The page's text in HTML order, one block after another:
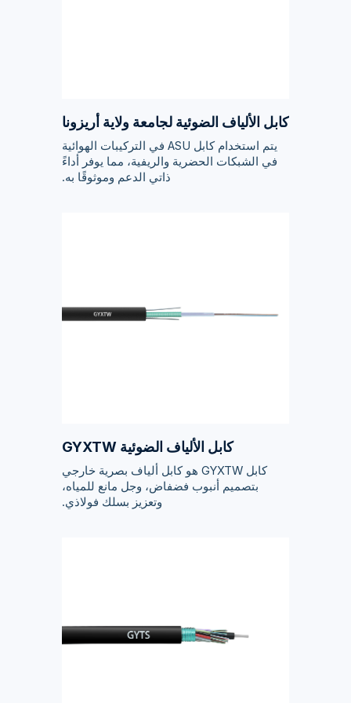
كابل الألياف الضوئية لجامعة ولاية أريزونا
يتم استخدام كابل ASU في التركيبات الهوائية
في الشبكات الحضرية والريفية، مما يوفر أداءً
ذاتي الدعم وموثوقًا به.
كابل الألياف الضوئية GYXTW
كابل GYXTW هو كابل ألياف بصرية خارجي
بتصميم أنبوب فضفاض، وجل مانع للمياه،
وتعزيز بسلك فولاذي.